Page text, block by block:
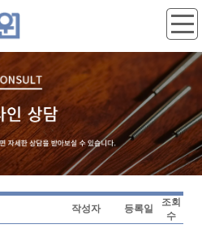
작성자 등록일
조회
수